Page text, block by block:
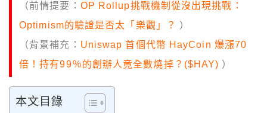
（前情提要： OP Rollup挑戰機制從沒出現挑戰：
Optimism的驗證是否太「樂觀」？
）
（背景補充： Uniswap 首個代幣 HayCoin 爆漲70
倍！持有99％的創辦人竟全數燒掉？($HAY) ）
本文目錄